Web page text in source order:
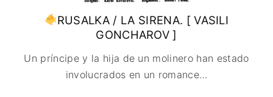
RUSALKA / LA SIRENA. [ VASILI
GONCHAROV ]
Un príncipe y la hija de un molinero han estado
involucrados en un romance…